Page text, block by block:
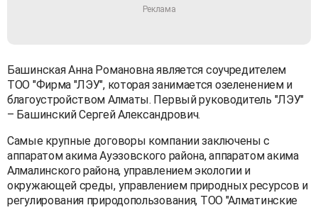
Башинская Анна Романовна является соучредителем
ТОО "Фирма "ЛЭУ", которая занимается озеленением и
благоустройством Алматы. Первый руководитель "ЛЭУ"
– Башинский Сергей Александрович.
Самые крупные договоры компании заключены с
аппаратом акима Ауэзовского района, аппаратом акима
Алмалинского района, управлением экологии и
окружающей среды, управлением природных ресурсов и
регулирования природопользования, ТОО "Алматинские